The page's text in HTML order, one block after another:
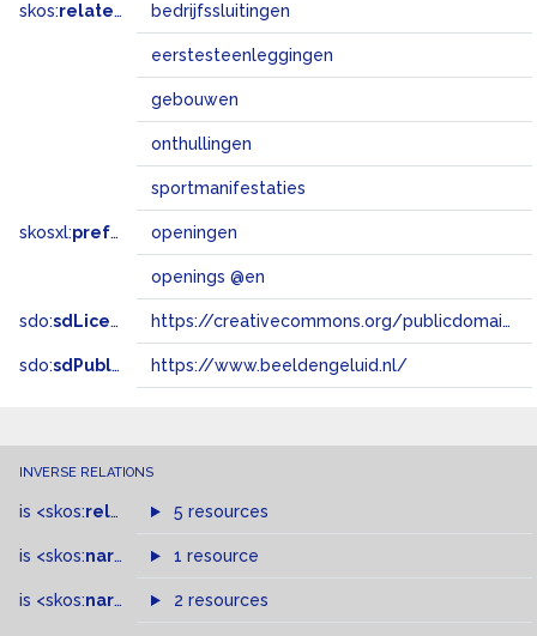
skos:related bedrijfssluitingen
eerstesteenleggingen
gebouwen
onthullingen
sportmanifestaties
skosxl:prefLabel openingen
openings @en
sdo:sdLicense https://creativecommons.org/publicdomain/zero/1.0/
sdo:sdPublisher https://www.beeldengeluid.nl/
INVERSE RELATIONS
is <skos:related > of
5 resources
is <skos:narrower >of
1 resource
is <skos:narrowMatch >of
2 resources